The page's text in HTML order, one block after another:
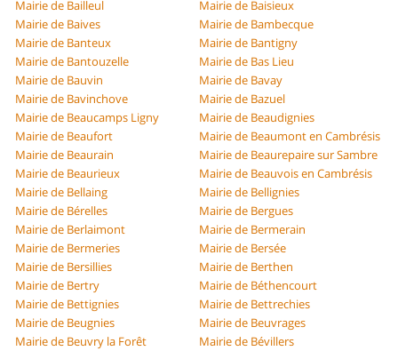
Mairie de Bailleul
Mairie de Baisieux
Mairie de Baives
Mairie de Bambecque
Mairie de Banteux
Mairie de Bantigny
Mairie de Bantouzelle
Mairie de Bas Lieu
Mairie de Bauvin
Mairie de Bavay
Mairie de Bavinchove
Mairie de Bazuel
Mairie de Beaucamps Ligny
Mairie de Beaudignies
Mairie de Beaufort
Mairie de Beaumont en Cambrésis
Mairie de Beaurain
Mairie de Beaurepaire sur Sambre
Mairie de Beaurieux
Mairie de Beauvois en Cambrésis
Mairie de Bellaing
Mairie de Bellignies
Mairie de Bérelles
Mairie de Bergues
Mairie de Berlaimont
Mairie de Bermerain
Mairie de Bermeries
Mairie de Bersée
Mairie de Bersillies
Mairie de Berthen
Mairie de Bertry
Mairie de Béthencourt
Mairie de Bettignies
Mairie de Bettrechies
Mairie de Beugnies
Mairie de Beuvrages
Mairie de Beuvry la Forêt
Mairie de Bévillers